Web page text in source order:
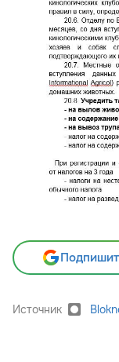
Источник